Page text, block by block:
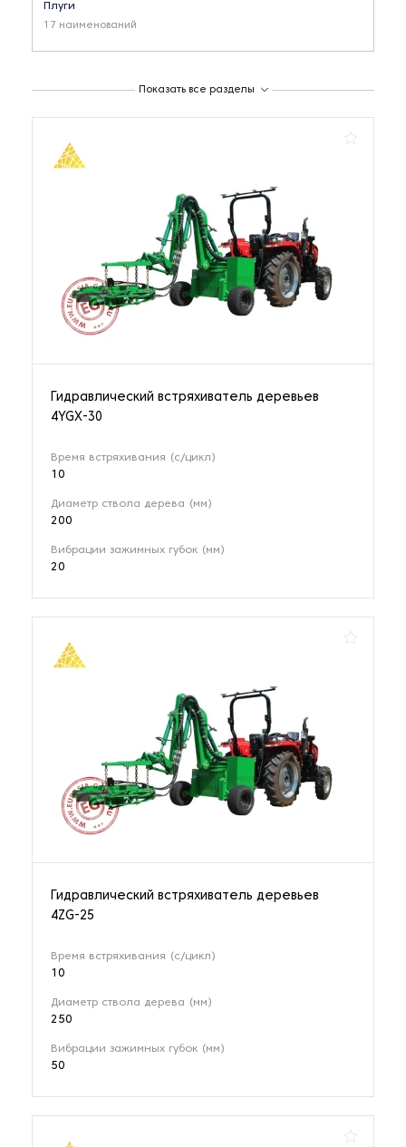
Плуги
17 наименований
Почвенные фрезы
Прицепные опрыскиватели
2 наименования
Показать все разделы
Гидравлический встряхиватель деревьев
4YGX-30
Время встряхивания (с/цикл)
10
Диаметр ствола дерева (мм)
200
Вибрации зажимных губок (мм)
20
Гидравлический встряхиватель деревьев
4ZG-25
Время встряхивания (с/цикл)
10
Диаметр ствола дерева (мм)
250
Вибрации зажимных губок (мм)
50